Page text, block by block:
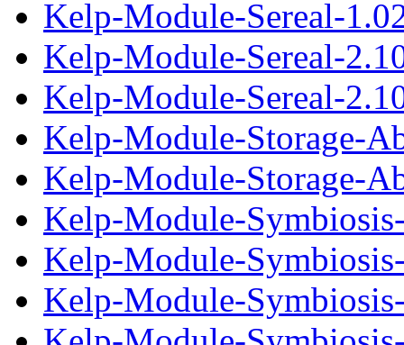
Kelp-Module-Sereal-
Kelp-Module-Sereal-
Kelp-Module-Sereal-
Kelp-Module-Storage-
Kelp-Module-Storage-
Kelp-Module-
Kelp-Module-
Kelp-Module-